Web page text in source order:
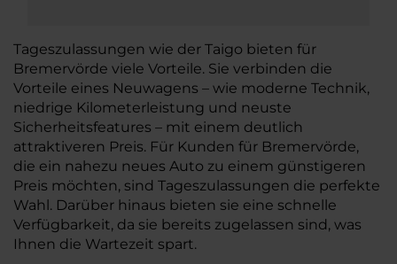
Tageszulassungen wie der Taigo bieten für
Bremervörde viele Vorteile. Sie verbinden die
Vorteile eines Neuwagens – wie moderne Technik,
niedrige Kilometerleistung und neuste
Sicherheitsfeatures – mit einem deutlich
attraktiveren Preis. Für Kunden für Bremervörde,
die ein nahezu neues Auto zu einem günstigeren
Preis möchten, sind Tageszulassungen die perfekte
Wahl. Darüber hinaus bieten sie eine schnelle
Verfügbarkeit, da sie bereits zugelassen sind, was
Ihnen die Wartezeit spart.